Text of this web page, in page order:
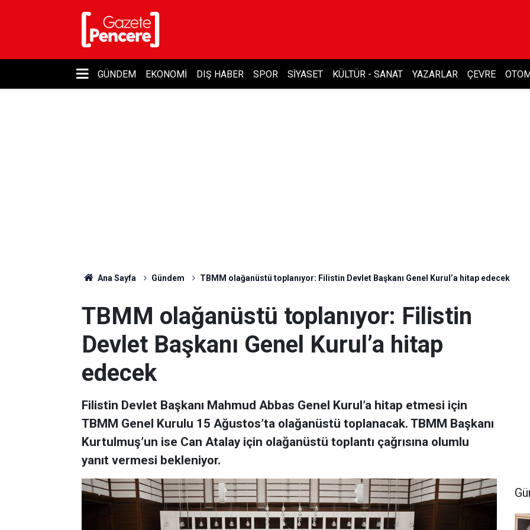
GÜNDEM EKONOMI DIŞ HABER SPOR SIYASET KÜLTÜR - SANAT YAZARLAR ÇEVRE
Ana Sayfa Gündem TBMM olağanüstü toplanıyor: Filistin Devlet Başkanı Genel Kurul’a hitap edecek
TBMM olağanüstü toplanıyor: Filistin
Devlet Başkanı Genel Kurul’a hitap
edecek
Filistin Devlet Başkanı Mahmud Abbas Genel Kurul’a hitap etmesi için
TBMM Genel Kurulu 15 Ağustos’ta olağanüstü toplanacak. TBMM Başkanı
Kurtulmuş’un ise Can Atalay için olağanüstü toplantı çağrısına olumlu
yanıt vermesi bekleniyor.